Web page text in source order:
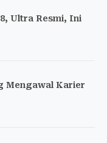
Ultra Resmi, Ini
Mengawal Karier